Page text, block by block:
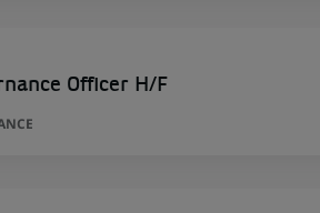
Officer H/F